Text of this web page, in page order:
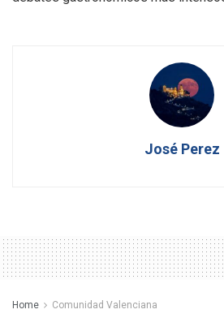
José Perez
Home Comunidad Valenciana